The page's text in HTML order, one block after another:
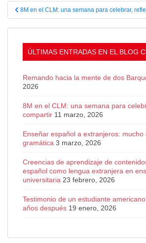
Navegación
de
entradas
8M en el CLM: una semana para celebrar,
ÚLTIMAS ENTRADAS EN EL BLOG
Remando hacia la mente de dos
2026
8M en el CLM: una semana para
compartir 11 marzo, 2026
Enseñar español a extranjeros: mucho
gramática 3 marzo, 2026
Creencias de aprendizaje de
español como lengua extranjera en
universitaria 23 febrero, 2026
Testimonio de un estudiante
años después 19 enero, 2026